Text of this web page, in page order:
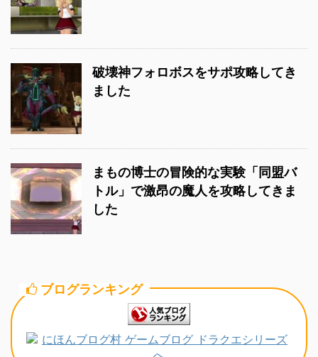
破壊神フォロボスをサポ攻略してき
ました
まもの博士の冒険的な実験「同盟バ
トル」で激昂の魔人を攻略してきま
した
ブログランキング